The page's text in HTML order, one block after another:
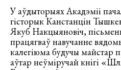
У аўдыторыях Акадэміі
гісторык Канстанцін
Якуб Накцыяновіч,
працягваў навучанне
калегіюма будучы майстар
аўтар неўміручай кнігі